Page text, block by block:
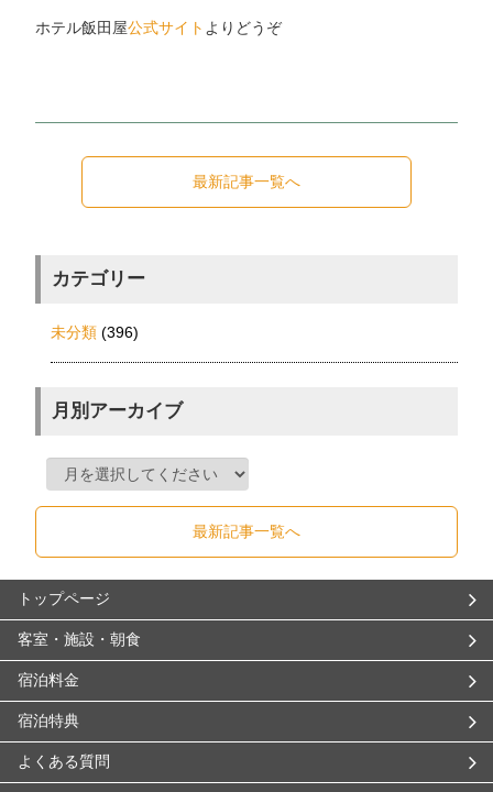
ホテル飯田屋公式サイト よりどうぞ
最新記事一覧へ
カテゴリー
未分類 (396)
月別アーカイブ
最新記事一覧へ
トップページ
客室・施設・朝食
宿泊料金
宿泊特典
よくある質問